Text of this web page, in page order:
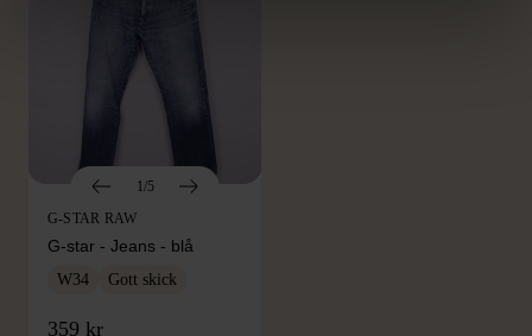
1/5
G-STAR RAW
G-star - Jeans - blå
W34 Gott skick
359 kr
FRÅN SAMMA VARUMÄRKE